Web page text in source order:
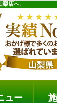
店へ。
料金プラン
ュー